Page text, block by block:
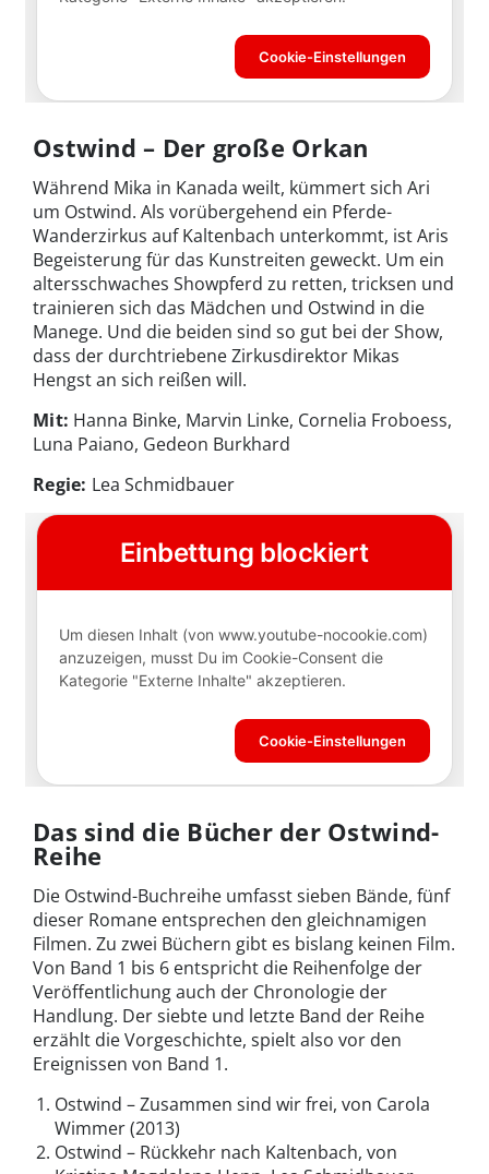
Ostwind – Der große Orkan
Während Mika in Kanada weilt, kümmert sich Ari
um Ostwind. Als vorübergehend ein Pferde-
Wanderzirkus auf Kaltenbach unterkommt, ist Aris
Begeisterung für das Kunstreiten geweckt. Um ein
altersschwaches Showpferd zu retten, tricksen und
trainieren sich das Mädchen und Ostwind in die
Manege. Und die beiden sind so gut bei der Show,
dass der durchtriebene Zirkusdirektor Mikas
Hengst an sich reißen will.
Mit: Hanna Binke, Marvin Linke, Cornelia Froboess,
Luna Paiano, Gedeon Burkhard
Regie: Lea Schmidbauer
Das sind die Bücher der Ostwind-
Reihe
Die Ostwind-Buchreihe umfasst sieben Bände, fünf
dieser Romane entsprechen den gleichnamigen
Filmen. Zu zwei Büchern gibt es bislang keinen Film.
Von Band 1 bis 6 entspricht die Reihenfolge der
Veröffentlichung auch der Chronologie der
Handlung. Der siebte und letzte Band der Reihe
erzählt die Vorgeschichte, spielt also vor den
Ereignissen von Band 1.
Ostwind – Zusammen sind wir frei, von Carola
Wimmer (2013)
Ostwind – Rückkehr nach Kaltenbach, von